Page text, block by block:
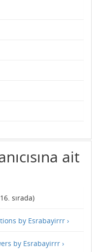
ait
. sırada)
by Esrabayirrr ›
by Esrabayirrr ›